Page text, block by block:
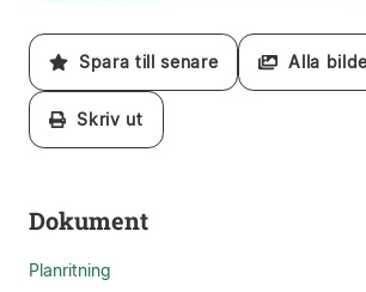
Spara till senare Alla
Skriv ut
Dokument
Planritning